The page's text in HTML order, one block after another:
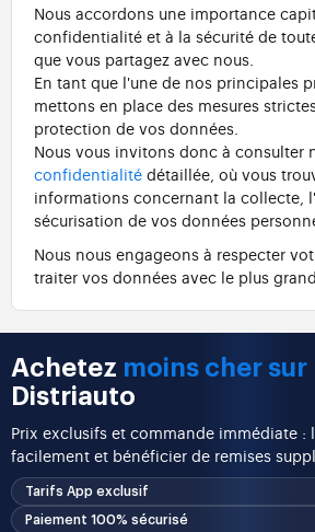
Nous accordons une importance
confidentialité et à la sécurité de
que vous partagez avec nous.
En tant que l'une de nos principales
mettons en place des mesures
protection de vos données.
Nous vous invitons donc à consulter
confidentialité détaillée, où vous
informations concernant la collecte,
sécurisation de vos données
Nous nous engageons à respecter
traiter vos données avec le plus
Achetez moins cher sur
Distriauto
Prix exclusifs et commande immédiate :
facilement et bénéficier de remises
Tarifs App exclusif
Paiement 100% sécurisé